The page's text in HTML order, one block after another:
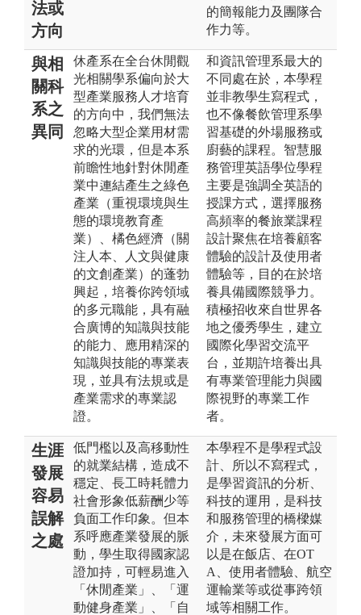
法或
方向
的簡報能力及團隊合
作力等。
與相
關科
系之
異同
休產系在全台休閒觀
光相關學系偏向於大
型產業服務人才培育
的方向中，我們無法
忽略大型企業用材需
求的光環，但是本系
前瞻性地針對休閒產
業中連結產生之綠色
產業（重視環境與生
態的環境教育產
業）、橘色經濟（關
注人本、人文與健康
的文創產業）的蓬勃
興起，培養你跨領域
的多元職能，具有融
合廣博的知識與技能
的能力、應用精深的
知識與技能的專業表
現，並具有法規或是
產業需求的專業認
證。
和資訊管理系最大的
不同處在於，本學程
並非教學生寫程式，
也不像餐飲管理系學
習基礎的外場服務或
廚藝的課程。智慧服
務管理英語學位學程
主要是強調全英語的
授課方式，選擇服務
高頻率的餐旅業課程
設計聚焦在培養顧客
體驗的設計及使用者
體驗等，目的在於培
養具備國際競爭力。
積極招收來自世界各
地之優秀學生，建立
國際化學習交流平
台，並期許培養出具
有專業管理能力與國
際視野的專業工作
者。
生涯
發展
容易
誤解
之處
低門檻以及高移動性
的就業結構，造成不
穩定、長工時耗體力
社會形象低薪酬少等
負面工作印象。但本
系呼應產業發展的脈
動，學生取得國家認
證加持，可輕易進入
「休閒產業」、「運
動健身產業」、「自
本學程不是學程式設
計、所以不寫程式，
是學習資訊的分析、
科技的運用，是科技
和服務管理的橋樑媒
介，未來發展方面可
以是在飯店、在OT
A、使用者體驗、航空
運輸業等或從事跨領
域等相關工作。